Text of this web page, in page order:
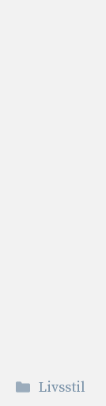
Kategorier
Livsstil